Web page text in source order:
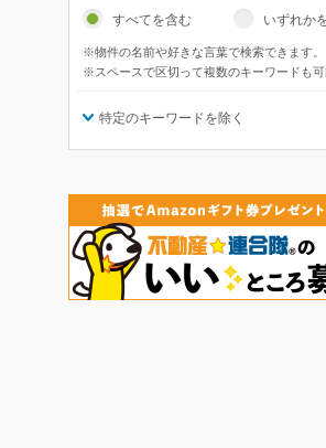
すべてを含む いずれか
※物件の名前や好きな言葉で検索できます。
※スペースで区切って複数のキーワードも可
特定のキーワードを除く